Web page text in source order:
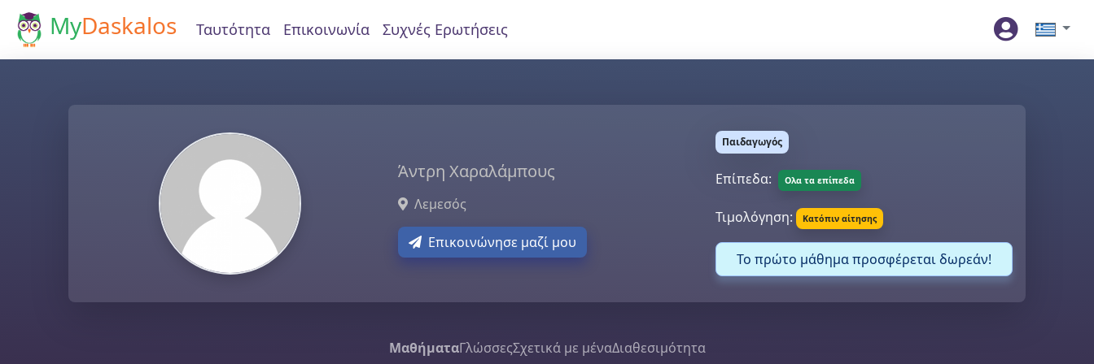
MyDaskalos Ταυτότητα Επικοινωνία Συχνές Ερωτήσεις
Άντρη Χαραλάμπους
Λεμεσός
Επικοινώνησε μαζί μου
Παιδαγωγός
Επίπεδα: Ολα τα επίπεδα
Τιμολόγηση: Κατόπιν αίτησης
Το πρώτο μάθημα προσφέρεται δωρεάν!
ΜαθήματαΓλώσσεςΣχετικά με μέναΔιαθεσιμότητα